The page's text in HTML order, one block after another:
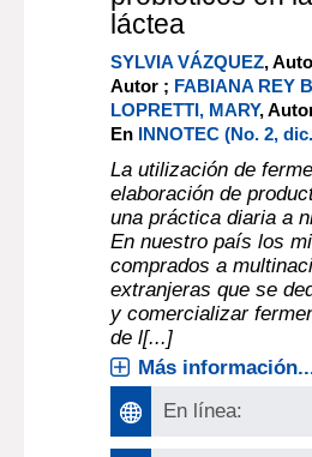
láctea
SYLVIA VÁZQUEZ,
Autor ; FABIANA REY
LOPRETTI, MARY,
En INNOTEC (No. 2,
La utilización de
elaboración de
una práctica diaria a
En nuestro país los
comprados a
extranjeras que se
y comercializar
de l[...]
Más
En línea: